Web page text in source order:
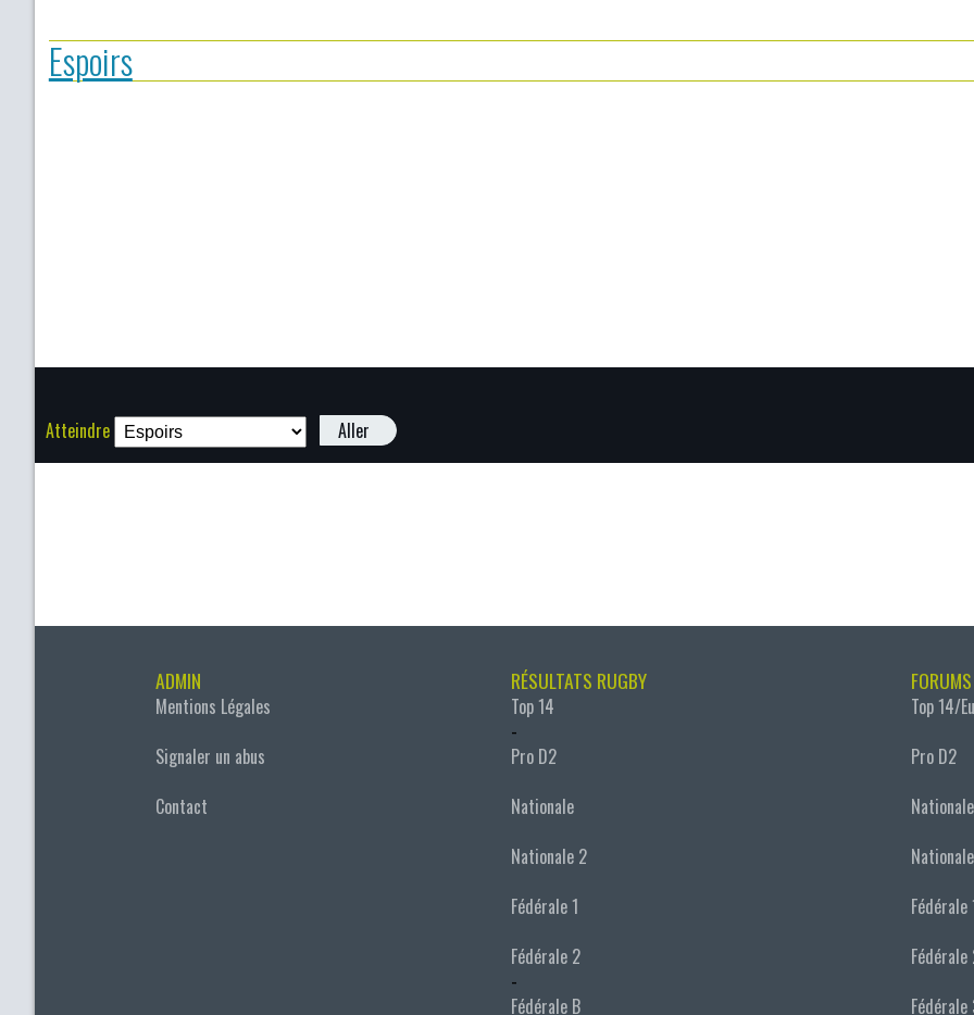
Espoirs
Atteindre Aller
ADMIN
Mentions Légales
Signaler un abus
Contact
RÉSULTATS RUGBY
Top 14
-
Pro D2
Nationale
Nationale 2
Fédérale 1
Fédérale 2
-
Fédérale B
Top 14/
Pro D2
Nationale
Fédérale
Fédérale
Fédérale